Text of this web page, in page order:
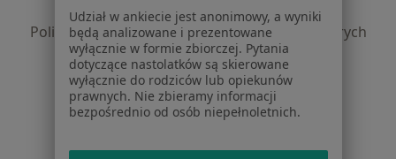
Polityka prywatności profesjonalistów
Polityka prywatności dla profesjonalistów, których
dane pozyskaliśmy samodzielnie
Polityka cookies
Jak działają wyniki wyszukiwania
Dostępność
Udział w ankiecie jest anonimowy, a wyniki
będą analizowane i prezentowane
wyłącznie w formie zbiorczej. Pytania
dotyczące nastolatków są skierowane
wyłącznie do rodziców lub opiekunów
prawnych. Nie zbieramy informacji
bezpośrednio od osób niepełnoletnich.